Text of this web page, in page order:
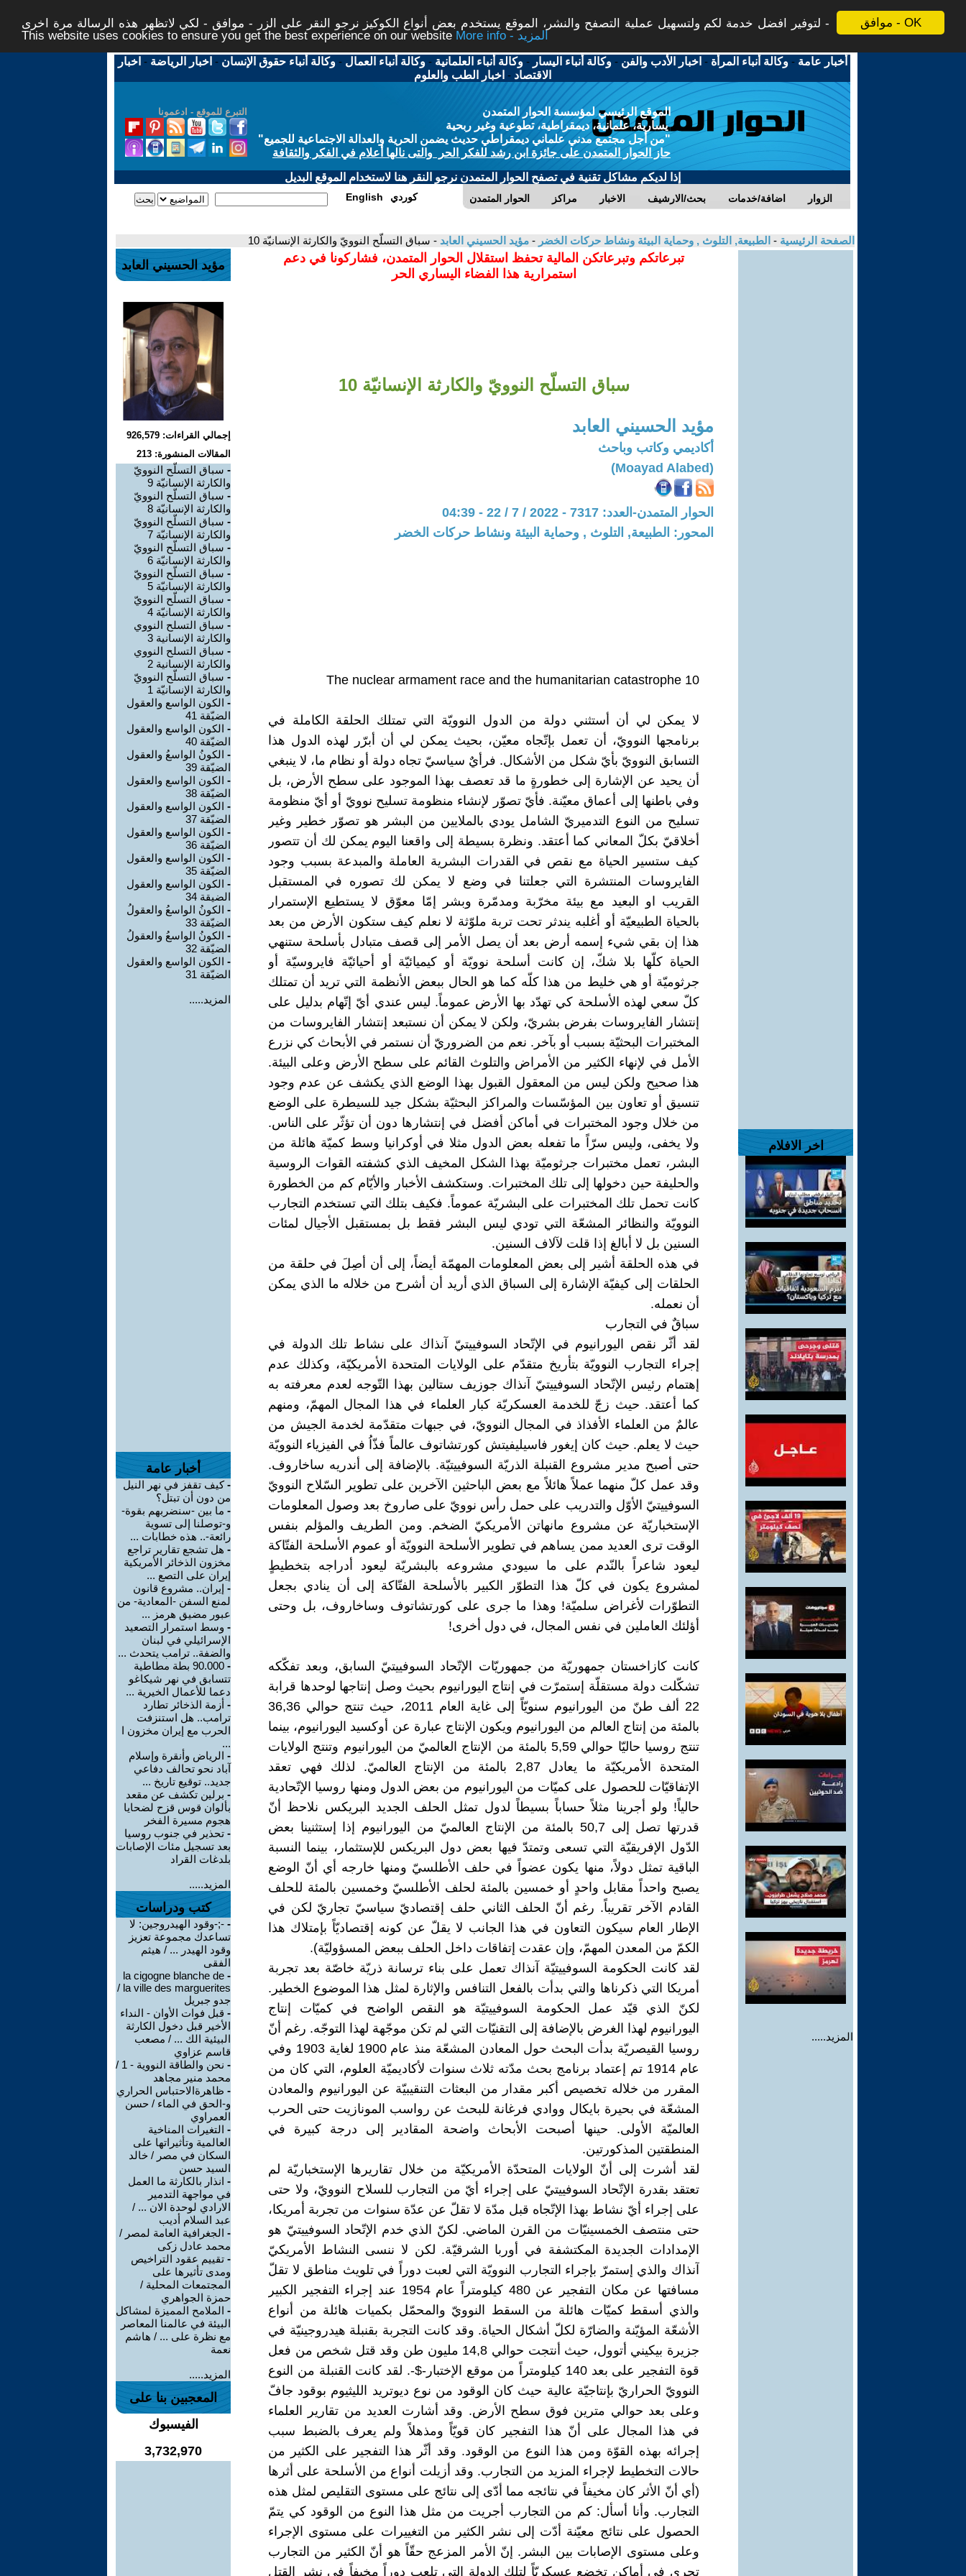
موافق - OK
لتوفير افضل خدمة لكم ولتسهيل عملية التصفح والنشر، الموقع يستخدم بعض أنواع الكوكيز نرجو النقر على الزر - موافق - لكي لاتظهر هذه الرسالة مرة اخرى -
This website uses cookies to ensure you get the best experience on our website
More info - المزيد
أخبار عامة -وكالة أنباء المرأة - اخبار الأدب والفن -وكالة أنباء اليسار -وكالة أنباء العلمانية -وكالة أنباء العمال -وكالة أنباء حقوق الإنسان - اخبار الرياضة - اخبار
الاقتصاد - اخبار الطب والعلوم
التبرع للموقع - ادعمونا
الموقع الرئيسي لمؤسسة الحوار المتمدن
يسارية، علمانية، ديمقراطية، تطوعية وغير ربحية
"من أجل مجتمع مدني علماني ديمقراطي حديث يضمن الحرية والعدالة الاجتماعية للجميع"
حاز الحوار المتمدن على جائزة ابن رشد للفكر الحر والتى نالها أعلام في الفكر والثقافة
إذا لديكم مشاكل تقنية في تصفح الحوار المتمدن نرجو النقر هنا لاستخدام الموقع البديل
الحوار المتمدن مراكز الاخبار بحث/الارشيف اضافة/خدمات الزوار English كوردي
الصفحة الرئيسية - الطبيعة, التلوث , وحماية البيئة ونشاط حركات الخضر - مؤيد الحسيني العابد - سباق التسلّح النوويّ والكارثة الإنسانيّة 10
اخر الافلام
المزيد.....
تبرعاتكم وتبرعاتكن المالية تحفظ استقلال الحوار المتمدن، فشاركونا في دعم
استمرارية هذا الفضاء اليساري الحر
سباق التسلّح النوويّ والكارثة الإنسانيّة 10
مؤيد الحسيني العابد
أكاديمي وكاتب وباحث
(Moayad Alabed)
الحوار المتمدن-العدد: 7317 - 2022 / 7 / 22 - 04:39
المحور: الطبيعة, التلوث , وحماية البيئة ونشاط حركات الخضر
The nuclear armament race and the humanitarian catastrophe 10
لا يمكن لي أن أستثني دولة من الدول النوويّة التي تمتلك الحلقة الكاملة في
برنامجها النوويّ، أن تعمل بإتّجاه معيّن، بحيث يمكن لي أن أبرّر لهذه الدول هذا
التسابق النوويّ بأيّ شكل من الأشكال. فرأيٌ سياسيّ تجاه دولة أو نظام ما، لا ينبغي
أن يحيد عن الإشارة إلى خطورةٍ ما قد تعصف بهذا الموجود على سطح الأرض، بل
وفي باطنها إلى أعماق معيّنة. فأيّ تصوّر لإنشاء منظومة تسليح نوويّ أو أيّ منظومة
تسليح من النوع التدميريّ الشامل يودي بالملايين من البشر هو تصوّر خطير وغير
أخلاقيّ بكلّ المعاني كما أعتقد. ونظرة بسيطة إلى واقعنا اليوم يمكن لك أن تتصور
كيف ستسير الحياة مع نقص في القدرات البشرية العاملة والمبدعة بسبب وجود
الفايروسات المنتشرة التي جعلتنا في وضع لا يمكن لك تصوره في المستقبل
القريب او البعيد مع بيئة مخرّبة ومدمّرة وبشر إمّا معوّق لا يستطيع الإستمرار
بالحياة الطبيعيّة أو أغلبه يندثر تحت تربة ملوّثة لا نعلم كيف ستكون الأرض من بعد
هذا إن بقي شيء إسمه أرض بعد أن يصل الأمر إلى قصف متبادل بأسلحة ستنهي
الحياة كلّها بلا شكّ، إن كانت أسلحة نوويّة أو كيميائيّة أو أحيائيّة فايروسيّة أو
جرثوميّة أو هي خليط من هذا كلّه كما هو الحال ببعض الأنظمة التي تريد أن تمتلك
كلّ سعي لهذه الأسلحة كي تهدّد بها الأرض عموماً. ليس عندي أيّ إتّهام بدليل على
إنتشار الفايروسات بفرض بشريّ، ولكن لا يمكن أن نستبعد إنتشار الفايروسات من
المختبرات البحثيّة بسبب أو بآخر. نعم من الضروريّ أن نستمر في الأبحاث كي نزرع
الأمل في لإنهاء الكثير من الأمراض والتلوث القائم على سطح الأرض وعلى البيئة.
هذا صحيح ولكن ليس من المعقول القبول بهذا الوضع الذي يكشف عن عدم وجود
تنسيق أو تعاون بين المؤسّسات والمراكز البحثيّة بشكل جيد للسيطرة على الوضع
من خلال وجود المختبرات في أماكن أفضل في إنتشارها دون أن تؤثّر على الناس.
ولا يخفى، وليس سرّاً ما تفعله بعض الدول مثلا في أوكرانيا وسط كميّة هائلة من
البشر، تعمل مختبرات جرثوميّة بهذا الشكل المخيف الذي كشفته القوات الروسية
والحليفة حين دخولها إلى تلك المختبرات. وستكشف الأخبار والأيّام كم من الخطورة
كانت تحمل تلك المختبرات على البشريّة عموماً. فكيف بتلك التي تستخدم التجارب
النوويّة والنظائر المشعّة التي تودي ليس البشر فقط بل بمستقبل الأجيال لمئات
السنين بل لا أبالغ إذا قلت لآلاف السنين.
في هذه الحلقة أشير إلى بعض المعلومات المهمّة أيضاً، إلى أن أصِلَ في حلقة من
الحلقات إلى كيفيّة الإشارة إلى السباق الذي أريد أن أشرح من خلاله ما الذي يمكن
أن نعمله.
سباقٌ في التجارب
لقد أثّر نقص اليورانيوم في الإتّحاد السوفييتيّ آنذاك على نشاط تلك الدولة في
إجراء التجارب النوويّة بتأريخ متقدّم على الولايات المتحدة الأمريكيّة، وكذلك عدم
إهتمام رئيس الإتّحاد السوفييتيّ آنذاك جوزيف ستالين بهذا التّوجه لعدم معرفته به
كما أعتقد. حيث زجّ للخدمة العسكريّة كبار العلماء في هذا المجال المهمّ، ومنهم
عالمٌ من العلماء الأفذاذ في المجال النوويّ، في جبهات متقدّمة لخدمة الجيش من
حيث لا يعلم. حيث كان إيغور فاسيليفيتش كورتشاتوف عالماً فذّاُ في الفيزياء النوويّة
حتى أصبح مدير مشروع القنبلة الذريّة السوفييتيّة. بالإضافة إلى أندريه ساخاروف.
وقد عمل كلّ منهما عملاً هائلاً مع بعض الباحثين الآخرين على تطوير السّلاح النوويّ
السوفييتيّ الأوّل والتدريب على حمل رأس نوويّ على صاروخ بعد وصول المعلومات
الإستخباريّة عن مشروع مانهاتن الأمريكيّ الضخم. ومن الطريف والمؤلم بنفس
الوقت ترى العديد ممن يساهم في تطوير الأسلحة النوويّة أو عموم الأسلحة الفتّاكة
ليعود شاعراً بالنّدم على ما سيودي مشروعه بالبشريّة ليعود أدراجه بتخطيطٍ
لمشروع يكون في كلّ هذا التطوّر الكبير بالأسلحة الفتّاكة إلى أن ينادي بجعل
التطوّرات لأغراض سلميّة! وهذا ما جرى على كورتشاتوف وساخاروف، بل وحتى
أؤلئك العاملين في نفس المجال، في دول أخرى!
كانت كازاخستان جمهوريّة من جمهوريّات الإتّحاد السوفييتيّ السابق، وبعد تفكّكه
تشكّلت دولة مستقلّة إستمرّت في إنتاج اليورانيوم بحيث وصل إنتاجها لوحدها قرابة
22 ألف طنّ من اليورانيوم سنويّاً إلى غاية العام 2011، حيث تنتج حوالي 36,36
بالمئة من إنتاج العالم من اليورانيوم ويكون الإنتاج عبارة عن أوكسيد اليورانيوم، بينما
تنتج روسيا حاليّا حوالي 5,59 بالمئة من الإنتاج العالميّ من اليورانيوم وتنتج الولايات
المتحدة الأمريكيّة ما يعادل 2,87 بالمئة من الإنتاج العالميّ. لذلك فهي تعقد
الإتفاقيّات للحصول على كميّات من اليورانيوم من بعض الدول ومنها روسيا الإتّحادية
حالياً! ولو أجرينا مثلاً حساباً بسيطاً لدول تمثل الحلف الجديد البريكس نلاحظ أنّ
قدرتها تصل إلى 50,7 بالمئة من الإنتاج العالميّ من اليورانيوم إذا إستثنينا بعض
الدّول الإفريقيّة التي تسعى وتمتدّ فيها بعض دول البريكس للإستثمار، بينما النسبة
الباقية تمثل دولاً، منها يكون عضواً في حلف الأطلسيّ ومنها خارجه أي أنّ الوضع
يصبح واحداً مقابل واحدٍ أو خمسين بالمئة لحلف الأطلسيّ وخمسين بالمئة للحلف
القادم الآخر تقريباً. رغم أنّ الحلف الثاني حلف إقتصاديّ سياسيّ تجاريّ لكن في
الإطار العام سيكون التعاون في هذا الجانب لا يقلّ عن كونه إقتصاديّاً بإمتلاك هذا
الكمّ من المعدن المهمّ، وإن عقدت إتفاقات داخل الحلف ببعض المسؤوليّة).
لقد كانت الحكومة السوفييتيّة آنذاك تعمل على بناء ترسانة ذريّة خاصّة بعد تجربة
أمريكا التي ذكرناها والتي بدأت بالفعل التنافس والإثارة لمثل هذا الموضوع الخطير.
لكنّ الذي قيّد عمل الحكومة السوفييتيّة هو النقص الواضح في كميّات إنتاج
اليورانيوم لهذا الغرض بالإضافة إلى التقنيّات التي لم تكن موجّهة لهذا التوجّه. رغم أنّ
روسيا القيصريّة بدأت البحث حول المعادن المشعّة منذ عام 1900 لغاية 1903 وفي
عام 1914 تم إعتماد برنامج بحث مدّته ثلاث سنوات لأكاديميّة العلوم، التي كان من
المقرر من خلاله تخصيص أكبر مقدار من البعثات التنقيبيّة عن اليورانيوم والمعادن
المشعّة في بحيرة بايكال ووادي فرغانة للبحث عن رواسب المونازيت حتى الحرب
العالميّة الأولى. حينها أصبحت الأبحاث واضحة المقادير إلى درجة كبيرة في
المنطقتين المذكورتين.
لقد أشرت إلى أنّ الولايات المتحدّة الأمريكيّة من خلال تقاريرها الإستخباريّة لم
تعتقد بقدرة الإتّحاد السوفييتيّ على إجراء أيّ من التجارب للسلاح النوويّ، ولا حتى
على إجراء أيّ نشاط بهذا الإتّجاه قبل مدّة لا تقلّ عن عدّة سنوات من تجربة أمريكا،
حتى منتصف الخمسينيّات من القرن الماضي. لكنّ الذي خدم الإتّحاد السوفييتيّ هو
الإمدادات الجديدة المكتشفة في أوربا الشرقيّة. لكن لا ننسى النشاط الأمريكيّ
آنذاك والذي إستمرّ بإجراء التجارب النوويّة التي لعبت دوراً في تلويث مناطق لا تقلّ
مسافتها عن مكان التفجير عن 480 كيلومتراً عام 1954 عند إجراء التفجير الكبير
والذي أسقط كميّات هائلة من السقط النوويّ والمحمّل بكميات هائلة من أنواع
الأشعّة المؤيّنة والضارّة لكلّ أشكال الحياة. وقد كانت التجربة بقنبلة هيدروجينيّة في
جزيرة بيكيني أتوول، حيث أنتجت حوالي 14,8 مليون طن وقد قتل شخص من فعل
قوة التفجير على بعد 140 كيلومتراً من موقع الإختبار-$-. لقد كانت القنبلة من النوع
النوويّ الحراريّ بإنتاجيّة عالية حيث كان الوقود من نوع ديوتريد الليثيوم بوقود جافّ
وعلى بعد حوالي مترين فوق سطح الأرض. وقد أشارت العديد من تقارير العلماء
في هذا المجال على أنّ هذا التفجير كان قويّاً ومذهلاً ولم يعرف بالضبط سبب
إجرائه بهذه القوّة ومن هذا النوع من الوقود. وقد أثّر هذا التفجير على الكثير من
حالات التخطيط لإجراء المزيد من التجارب. وقد أزيلت أنواع من الأسلحة على أثرها
(أي أنّ الأثر كان مخيفاً في نتائجه مما أدّى إلى نتائج على مستوى التقليص لمثل هذه
التجارب. وأنا أسأل: كم من التجارب أجريت من مثل هذا النوع من الوقود كي يتمّ
الحصول على نتائج معيّنة أدّت إلى نشر الكثير من التغييرات على مستوى الإجراء
وعلى مستوى الإصابات بين البشر. إنّ الأمر المزعج حقّاً هو أنّ الكثير من التجارب
تجرى في أماكن تخضع عسكريّاً لتلك الدولة التي تلعب دوراً مخيفاً في نشر القتل
مؤيد الحسيني العابد
إجمالي القراءات: 926,579
المقالات المنشورة: 213
- سباق التسلّح النوويّ
والكارثة الإنسانيّة 9
- سباق التسلّح النوويّ
والكارثة الإنسانيّة 8
- سباق التسلّح النوويّ
والكارثة الإنسانيّة 7
- سباق التسلّح النوويّ
والكارثة الإنسانيّة 6
- سباق التسلّح النوويّ
والكارثة الإنسانيّة 5
- سباق التسلّح النوويّ
والكارثة الإنسانيّة 4
- سباق التسلح النووي
والكارثة الإنسانية 3
- سباق التسلح النووي
والكارثة الإنسانية 2
- سباق التسلّح النوويّ
والكارثة الإنسانيّة 1
- الكون الواسع والعقول
الضيّقة 41
- الكون الواسع والعقول
الضيّقة 40
- الكونُ الواسعُ والعقول
الضيّقة 39
- الكون الواسع والعقول
الضيّقة 38
- الكون الواسع والعقول
الضيّقة 37
- الكون الواسع والعقول
الضيّقة 36
- الكون الواسع والعقول
الضيّقة 35
- الكون الواسع والعقول
الضيقة 34
- الكونُ الواسعُ والعقولُ
الضيّقة 33
- الكونُ الواسعُ والعقولُ
الضيّقة 32
- الكون الواسع والعقول
الضيّقة 31
المزيد.....
أخبار عامة
-كيف تقفز في نهر النيل
من دون أن تبتل؟
- ما بين -سنضربهم بقوة-
و-توصلنا إلى تسوية
رائعة-.. هذه خطابات ...
- هل تشجع تقارير تراجع
مخزون الذخائر الأمريكية
إيران على التصع ...
- إيران.. مشروع قانون
لمنع السفن -المعادية- من
عبور مضيق هرمز ...
- وسط استمرار التصعيد
الإسرائيلي في لبنان
والضفة.. ترامب يتحدث ...
-
90.000 بطة مطاطية
تتسابق في نهر شيكاغو
دعما للأعمال الخيرية ...
- أزمة الذخائر تطارد
ترامب.. هل استنزفت
الحرب مع إيران مخزون ا
...
- الرياض وأنقرة وإسلام
آباد نحو تحالف دفاعي
جديد.. توقيع تاريخ ...
- برلين تكشف عن مقعد
بألوان قوس قزح لضحايا
هجوم مسيرة الفخر
- تحذير في جنوب روسيا
بعد تسجيل مئات الإصابات
بلدغات القراد
المزيد.....
كتب ودراسات
- ‫-;-وقود الهيدروجين: لا
تساعدك مجموعة تعزيز
وقود الهيدر ... / هيثم
الفقى
-
la cigogne blanche de
la ville des marguerites /
جدو جبريل
- قبل فوات الأوان - النداء
الأخير قبل دخول الكارثة
البيئية الك ... / مصعب
قاسم عزاوي
-
نحن والطاقة النووية - 1 /
محمد منير مجاهد
- ظاهرةالاحتباس الحراري
و-الحق في الماء / حسن
العمراوي
- التغيرات المناخية
العالمية وتأثيراتها على
السكان في مصر / خالد
السيد حسن
- انذار بالكارثة ما العمل
في مواجهة التدمير
الارادي لوحدة الان ... /
عبد السلام أديب
- الجغرافية العامة لمصر /
محمد عادل زكى
- تقييم عقود التراخيص
ومدى تأثيرها على
المجتمعات المحلية /
حمزة الجواهري
- الملامح المميزة لمشاكل
البيئة في عالمنا المعاصر
مع نظرة على ... / هاشم
نعمة
المزيد.....
المعجبين بنا على
الفيسبوك
3,732,970